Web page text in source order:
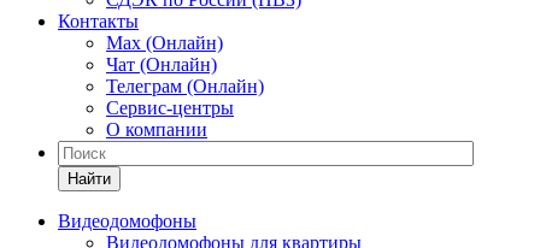
Контакты
Max (Онлайн)
Чат (Онлайн)
Телеграм (Онлайн)
Сервис-центры
О компании
Найти
Видеодомофоны
Видеодомофоны для квартиры